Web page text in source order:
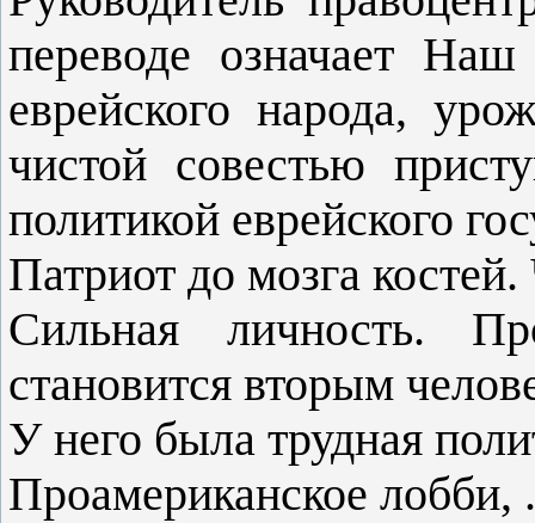
переводе означает
еврейского народа,
чистой совестью
политикой еврейского
Патриот до мозга
Сильная личность.
становится вторым
У него была трудная
Проамериканское лобби,